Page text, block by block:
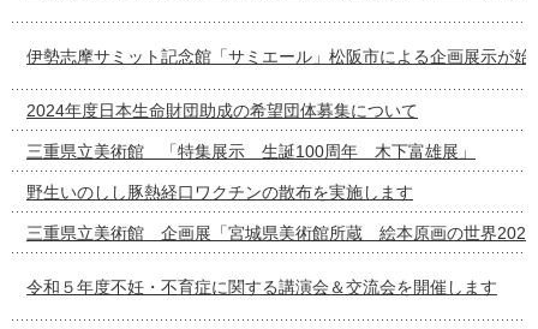
伊勢志摩サミット記念館「サミエール」松阪市による企画展示が始
2024年度日本生命財団助成の希望団体募集について
三重県立美術館 「特集展示 生誕100周年 木下富雄展」
野生いのしし豚熱経口ワクチンの散布を実施します
三重県立美術館 企画展「宮城県美術館所蔵 絵本原画の世界
令和５年度不妊・不育症に関する講演会＆交流会を開催します